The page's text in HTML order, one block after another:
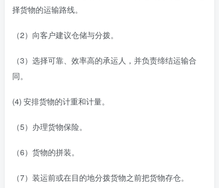
择货物的运输路线。
（2）向客户建议仓储与分拨。
（3）选择可靠、效率高的承运人，并负责缔结运输合
同。
(4) 安排货物的计重和计量。
（5）办理货物保险。
（6）货物的拼装。
（7）装运前或在目的地分拨货物之前把货物存仓。